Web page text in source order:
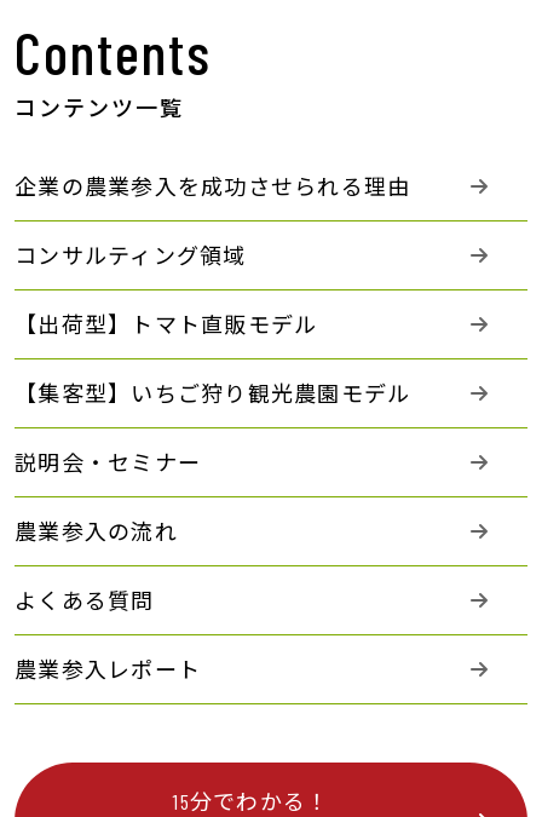
Contents
コンテンツ一覧
企業の農業参入を成功させられる理由
コンサルティング領域
【出荷型】トマト直販モデル
【集客型】いちご狩り観光農園モデル
説明会・セミナー
農業参入の流れ
よくある質問
農業参入レポート
15分でわかる！